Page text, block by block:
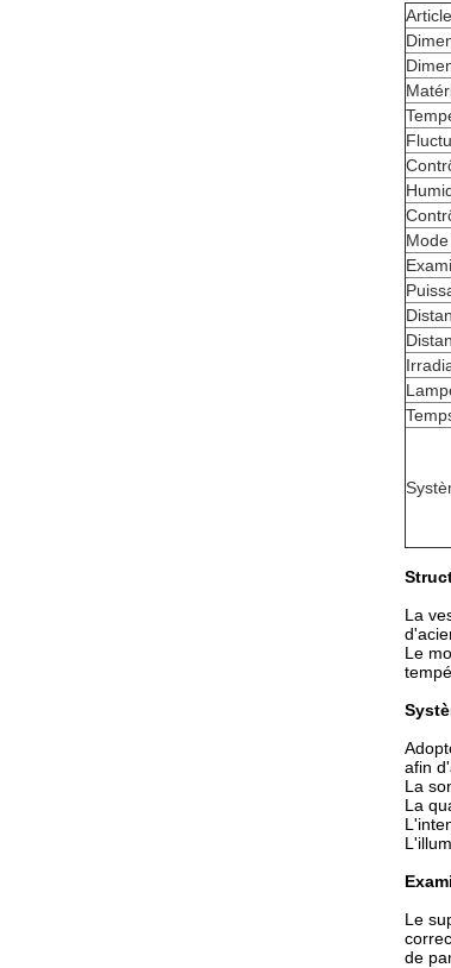
Article
La
Le
afin
La
La
Le
de